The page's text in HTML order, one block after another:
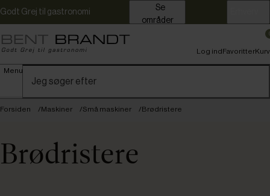
Godt Grej til gastronomi
områder
Menu
Log indFavoritterKurv
Forsiden Maskiner Små maskiner Brødristere
Brødristere